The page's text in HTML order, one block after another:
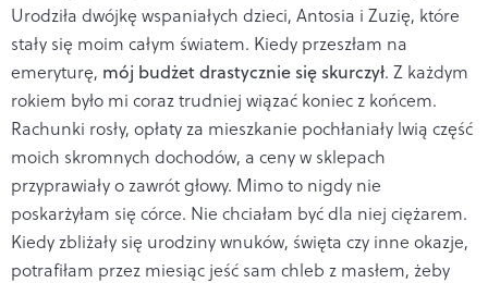
Urodziła dwójkę wspaniałych dzieci, Antosia i Zuzię, które
stały się moim całym światem. Kiedy przeszłam na
emeryturę, mój budżet drastycznie się skurczył. Z każdym
rokiem było mi coraz trudniej wiązać koniec z końcem.
Rachunki rosły, opłaty za mieszkanie pochłaniały lwią część
moich skromnych dochodów, a ceny w sklepach
przyprawiały o zawrót głowy. Mimo to nigdy nie
poskarżyłam się córce. Nie chciałam być dla niej ciężarem.
Kiedy zbliżały się urodziny wnuków, święta czy inne okazje,
potrafiłam przez miesiąc jeść sam chleb z masłem, żeby